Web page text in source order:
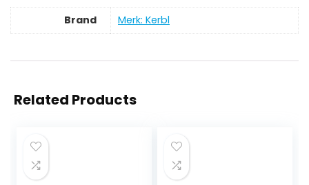
Brand Merk: Kerbl
Related Products